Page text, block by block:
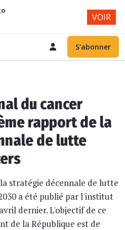
S'abonner
du cancer
rapport de la
de lutte
stratégie décennale de lutte
a été publié par l'institut
dernier. L'objectif de ce
de la République est de
VOIR